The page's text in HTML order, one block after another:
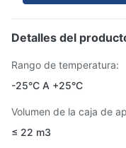
Detalles del
Rango de temperatura:
-25°C A +25°C
Volumen de la caja de
≤ 22 m3